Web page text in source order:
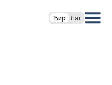
Ћир Лат